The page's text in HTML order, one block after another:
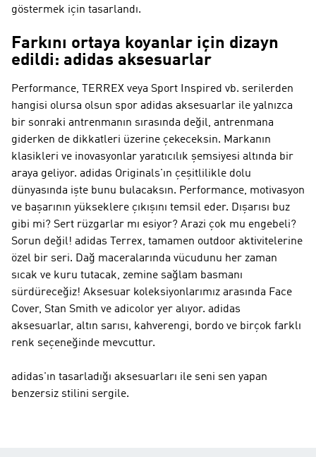
göstermek için tasarlandı.
Farkını ortaya koyanlar için dizayn
edildi: adidas aksesuarlar
Performance, TERREX veya Sport Inspired vb. serilerden
hangisi olursa olsun spor adidas aksesuarlar ile yalnızca
bir sonraki antrenmanın sırasında değil, antrenmana
giderken de dikkatleri üzerine çekeceksin. Markanın
klasikleri ve inovasyonlar yaratıcılık şemsiyesi altında bir
araya geliyor. adidas Originals'ın çeşitlilikle dolu
dünyasında işte bunu bulacaksın. Performance, motivasyon
ve başarının yükseklere çıkışını temsil eder. Dışarısı buz
gibi mi? Sert rüzgarlar mı esiyor? Arazi çok mu engebeli?
Sorun değil! adidas Terrex, tamamen outdoor aktivitelerine
özel bir seri. Dağ maceralarında vücudunu her zaman
sıcak ve kuru tutacak, zemine sağlam basmanı
sürdüreceğiz! Aksesuar koleksiyonlarımız arasında Face
Cover, Stan Smith ve adicolor yer alıyor. adidas
aksesuarlar, altın sarısı, kahverengi, bordo ve birçok farklı
renk seçeneğinde mevcuttur.
adidas'ın tasarladığı aksesuarları ile seni sen yapan
benzersiz stilini sergile.